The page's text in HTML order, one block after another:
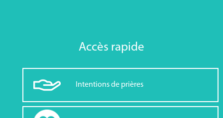
Accès rapide
Intentions de prières